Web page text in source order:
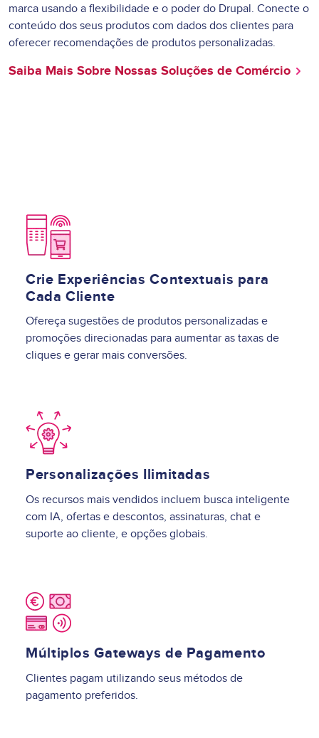
marca usando a flexibilidade e o poder do Drupal. Conecte o
conteúdo dos seus produtos com dados dos clientes para
oferecer recomendações de produtos personalizadas.
Saiba Mais Sobre Nossas Soluções de Comércio
Image
Crie Experiências Contextuais para
Cada Cliente
Ofereça sugestões de produtos personalizadas e
promoções direcionadas para aumentar as taxas de
cliques e gerar mais conversões.
Image
Personalizações Ilimitadas
Os recursos mais vendidos incluem busca inteligente
com IA, ofertas e descontos, assinaturas, chat e
suporte ao cliente, e opções globais.
Image
Múltiplos Gateways de Pagamento
Clientes pagam utilizando seus métodos de
pagamento preferidos.